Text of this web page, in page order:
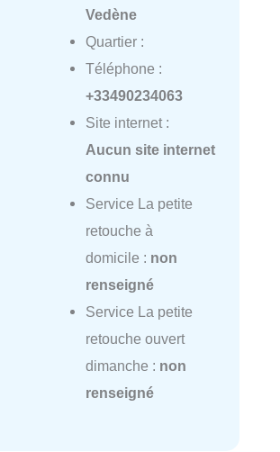
Vedène
Quartier :
Téléphone :
+33490234063
Site internet :
Aucun site internet
connu
Service La petite
retouche à
domicile : non
renseigné
Service La petite
retouche ouvert
dimanche : non
renseigné